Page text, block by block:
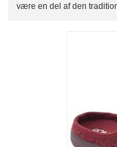
være en del af den